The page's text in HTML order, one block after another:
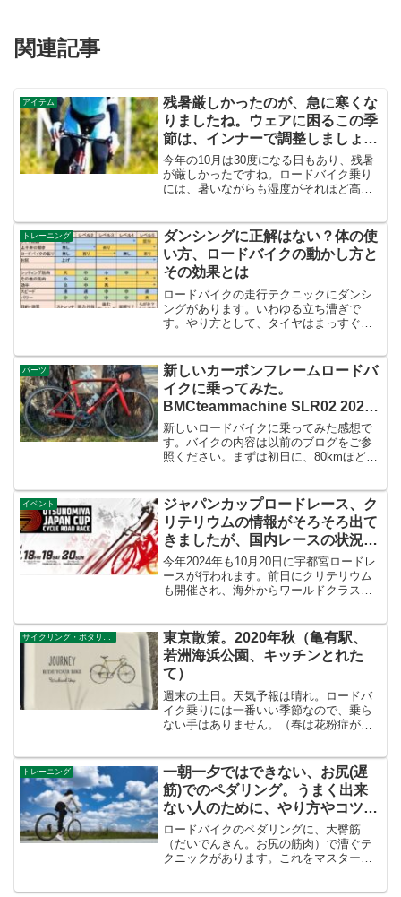
関連記事
アイテム
残暑厳しかったのが、急に寒くな
りましたね。ウェアに困るこの季
節は、インナーで調整しましょ
う。
今年の10月は30度になる日もあり、残暑
が厳しかったですね。ロードバイク乗り
には、暑いながらも湿度がそれほど高く
ものも半袖短パンのウェアで十分でし
た。ですが、10月も終...
トレーニング
ダンシングに正解はない？体の使
い方、ロードバイクの動かし方と
その効果とは
ロードバイクの走行テクニックにダンシ
ングがあります。いわゆる立ち漕ぎで
す。やり方として、タイヤはまっすぐ走
ょうか？私はどれも正解だと思います
が、1つだけできればいいとい...
パーツ
新しいカーボンフレームロードバ
イクに乗ってみた。
BMCteammachine SLR02 2020
インプレッション
新しいロードバイクに乗ってみた感想で
す。バイクの内容は以前のブログをご参
照ください。まずは初日に、80kmほど栃
南下しました。ついでに輪行もしまし
た。いろいろ荷物を持...
イベント
ジャパンカップロードレース、ク
リテリウムの情報がそろそろ出て
きましたが、国内レースの状況は
どうなっているのでしょうか？
今年2024年も10月20日に宇都宮ロードレ
ースが行われます。前日にクリテリウム
も開催され、海外からワールドクラスの
が、その情報では、バーレーンヴィクト
リアス、コフィ...
サイクリング・ポタリング
東京散策。2020年秋（亀有駅、
若洲海浜公園、キッチンとれた
て）
週末の土日。天気予報は晴れ。ロードバ
イク乗りには一番いい季節なので、乗ら
ない手はありません。（春は花粉症があ
を探索しようかと思います。土曜日土曜
日は、いつも荒川サイクリ...
トレーニング
一朝一夕ではできない、お尻(遅
筋)でのペダリング。うまく出来
ない人のために、やり方やコツを
徹底解説
ロードバイクのペダリングに、大臀筋
（だいでんきん。お尻の筋肉）で漕ぐテ
クニックがあります。これをマスターす